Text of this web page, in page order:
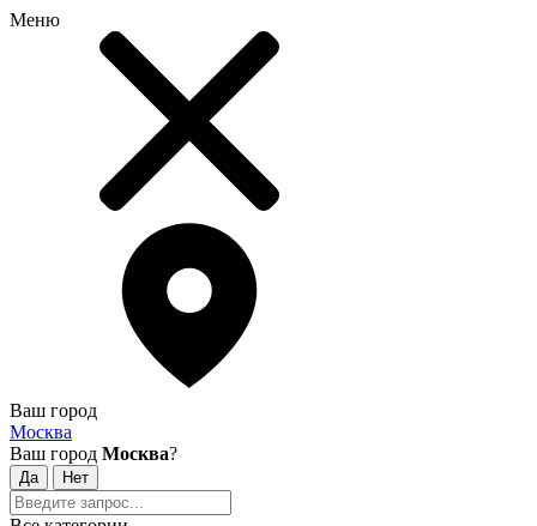
Меню
Ваш город
Москва
Ваш город Москва?